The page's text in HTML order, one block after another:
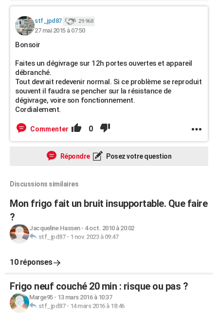
stf_jpd87 29 968
27 mai 2015 à 07:50
Bonsoir
Faites un dégivrage sur 12h portes ouvertes et appareil
débranché.
Tout devrait redevenir normal. Si ce problème se reproduit
souvent il faudra se pencher sur la résistance de
dégivrage, voire son fonctionnement.
Cordialement.
Commenter 0
Répondre Posez votre question
Discussions similaires
Mon frigo fait un bruit insupportable. Que faire
?
Jacqueline Hassen- 4 oct. 2010 à 20:02
stf_jpd87- 1 nov. 2023 à 09:47
10 réponses
Frigo neuf couché 20 min : risque ou pas ?
Marge95- 13 mars 2016 à 10:37
stf_jpd87- 14 mars 2016 à 18:46